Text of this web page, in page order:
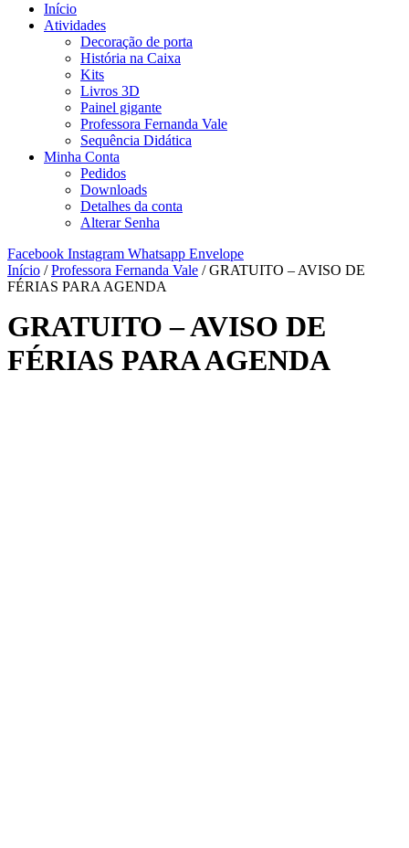
Início
Atividades
Decoração de porta
História na Caixa
Kits
Livros 3D
Painel gigante
Professora Fernanda Vale
Sequência Didática
Minha Conta
Pedidos
Downloads
Detalhes da conta
Alterar Senha
Facebook Instagram Whatsapp Envelope
Início /Professora Fernanda Vale / GRATUITO – AVISO DE
FÉRIAS PARA AGENDA
GRATUITO – AVISO DE
FÉRIAS PARA AGENDA